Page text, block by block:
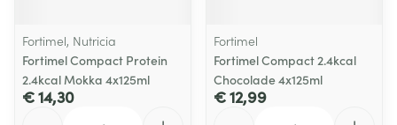
Fortimel, Nutricia
Fortimel Compact Protein
2.4kcal Mokka 4x125ml
€ 14,30
Fortimel
Fortimel Compact 2.4kcal
Chocolade 4x125ml
€ 12,99